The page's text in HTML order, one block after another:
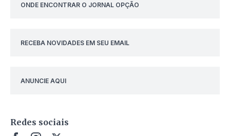
ONDE ENCONTRAR O JORNAL OPÇÃO
RECEBA NOVIDADES EM SEU EMAIL
ANUNCIE AQUI
Redes sociais